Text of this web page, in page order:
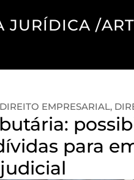
JURÍDICA /
DIREITO EMPRESARIAL,
para